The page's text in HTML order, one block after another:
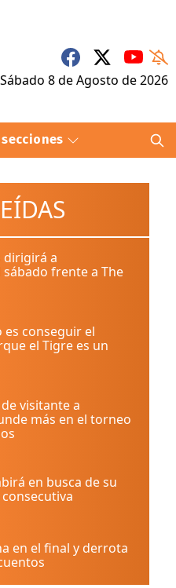
Sábado 8deAgosto de 2026
secciones
dirigirá a
frente a The
es conseguir el
el Tigre es un
visitante a
más en el torneo
en busca de su
en el final y derrota